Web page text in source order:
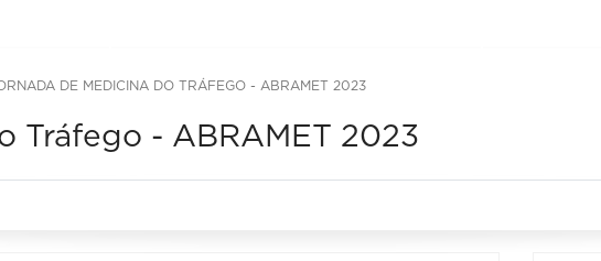
DE MEDICINA DO TRÁFEGO - ABRAMET 2023
Tráfego - ABRAMET 2023